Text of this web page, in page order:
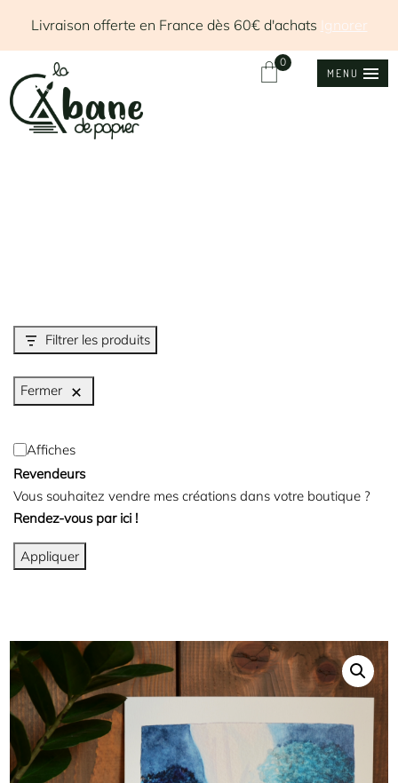
Livraison offerte en France dès 60€ d'achats Ignorer
MENU
0
Filtrer les produits
Fermer
Affiches
Revendeurs
Vous souhaitez vendre mes créations dans votre boutique ?
Rendez-vous par ici !
Appliquer